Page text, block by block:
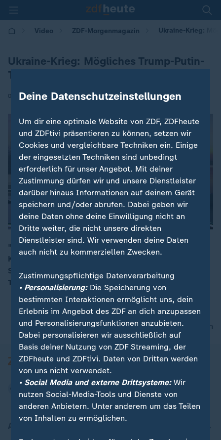
Video ZDF-Morgenmagazin Ukraine-Krieg:
Ukraine-Krieg: Mögliches Trump-Putin-
Treffen
07.08.2025 | 05:30
"Man soll die Gesprächsbereitschaft nicht mit
Kompromissbereitschaft verwechseln", sagt
Sicherheitsexperte Nico Lange zu einem möglichen
Treffen von Trump und Putin.
nach oben
Deine Datenschutzeinstellungen
Um dir eine optimale Website von ZDF, ZDFheute
und ZDFtivi präsentieren zu können, setzen wir
Cookies und vergleichbare Techniken ein. Einige
der eingesetzten Techniken sind unbedingt
erforderlich für unser Angebot. Mit deiner
Zustimmung dürfen wir und unsere Dienstleister
darüber hinaus Informationen auf deinem Gerät
speichern und/oder abrufen. Dabei geben wir
deine Daten ohne deine Einwilligung nicht an
Dritte weiter, die nicht unsere direkten
Dienstleister sind. Wir verwenden deine Daten
auch nicht zu kommerziellen Zwecken.
Zustimmungspflichtige Datenverarbeitung
• Personalisierung:Die Speicherung von
bestimmten Interaktionen ermöglicht uns, dein
Erlebnis im Angebot des ZDF an dich anzupassen
und Personalisierungsfunktionen anzubieten.
Dabei personalisieren wir ausschließlich auf
Basis deiner Nutzung von ZDF Streaming, der
ZDFheute und ZDFtivi. Daten von Dritten werden
von uns nicht verwendet.
• Social Media und externe Drittsysteme:Wir
nutzen Social-Media-Tools und Dienste von
anderen Anbietern. Unter anderem um das Teilen
von Inhalten zu ermöglichen.